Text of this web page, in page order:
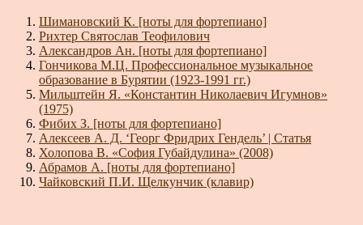
Шимановский К. [ноты для фортепиано]
Рихтер Святослав Теофилович
Александров Ан. [ноты для фортепиано]
Гончикова М.Ц. Профессиональное музыкальное
образование в Бурятии (1923-1991 гг.)
Мильштейн Я. «Константин Николаевич Игумнов»
(1975)
Фибих З. [ноты для фортепиано]
Алексеев А. Д. ‘Георг Фридрих Гендель’ | Статья
Холопова В. «София Губайдулина» (2008)
Абрамов А. [ноты для фортепиано]
Чайковский П.И. Щелкунчик (клавир)